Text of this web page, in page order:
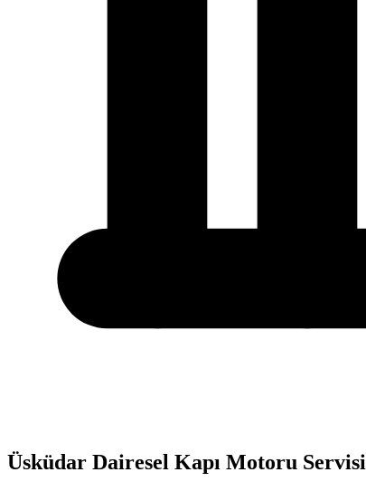
Üsküdar Dairesel Kapı Motoru Servisi